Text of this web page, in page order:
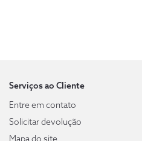
Serviços ao Cliente
Entre em contato
Solicitar devolução
Mapa do site